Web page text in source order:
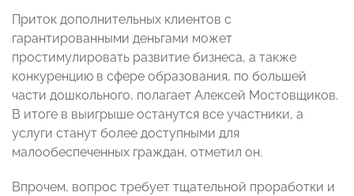
Приток дополнительных клиентов с
гарантированными деньгами может
простимулировать развитие бизнеса, а также
конкуренцию в сфере образования, по большей
части дошкольного, полагает Алексей Мостовщиков.
В итоге в выигрыше останутся все участники, а
услуги станут более доступными для
малообеспеченных граждан, отметил он.
Впрочем, вопрос требует тщательной проработки и